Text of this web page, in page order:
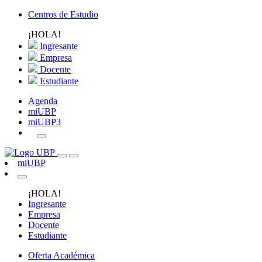
Centros de Estudio
¡HOLA!
Ingresante
Empresa
Docente
Estudiante
Agenda
miUBP
miUBP3
miUBP
¡HOLA!
Ingresante
Empresa
Docente
Estudiante
Oferta Académica